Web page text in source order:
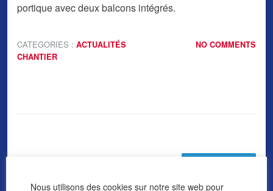
portique avec deux balcons intégrés.
NO COMMENTS
CATEGORIES : ACTUALITÉS
CHANTIER
Nous utilisons des cookies sur notre site web pour